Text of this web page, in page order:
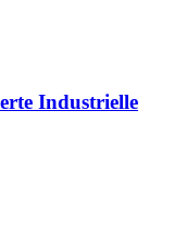
Industrielle